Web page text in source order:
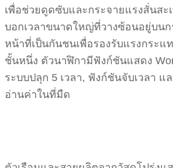
เพื่อช่วยดูดซับและกระจายแรงสั่นสะ
บอกเวลาขนาดใหญ่ที่วางซ้อนอยู่บน
หน้าที่เป็นกันชนเพื่อรองรับแรงกระแ
ชั้นหนึ่ง ตัวนาฬิกามีฟังก์ชันแสดง
ระบบปลุก 5 เวลา, ฟังก์ชันจับเวลา แ
อ่านค่าในที่มืด